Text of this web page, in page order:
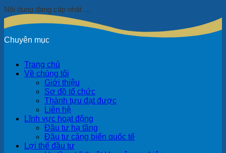
Nội dung đang cập nhật …
Chuyên mục
Trang chủ
Về chúng tôi
Giới thiệu
Sơ đồ tổ chức
Thành tựu đạt được
Liên hệ
Lĩnh vực hoạt động
Đầu tư hạ tầng
Đầu tư cảng biển quốc tế
Lợi thế đầu tư